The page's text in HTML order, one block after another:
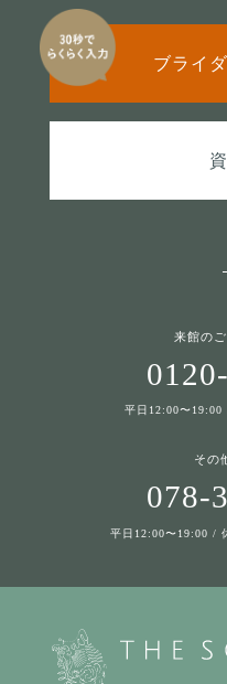
ブライ
来館の
平日12:00〜
その
078-
平日12:00〜19:00 /